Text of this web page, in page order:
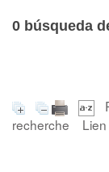
0 búsqueda
recherche